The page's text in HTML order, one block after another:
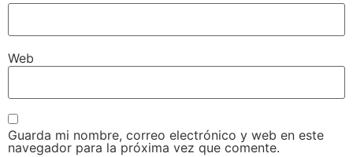
Web
Guarda mi nombre, correo electrónico y web en este
navegador para la próxima vez que comente.